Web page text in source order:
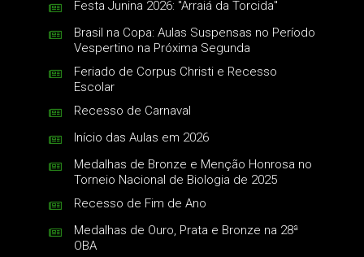
Festa Junina 2026: "Arraiá da Torcida"
Brasil na Copa: Aulas Suspensas no Período
Vespertino na Próxima Segunda
Feriado de Corpus Christi e Recesso
Escolar
Recesso de Carnaval
Início das Aulas em 2026
Medalhas de Bronze e Menção Honrosa no
Torneio Nacional de Biologia de 2025
Recesso de Fim de Ano
Medalhas de Ouro, Prata e Bronze na 28ª
OBA